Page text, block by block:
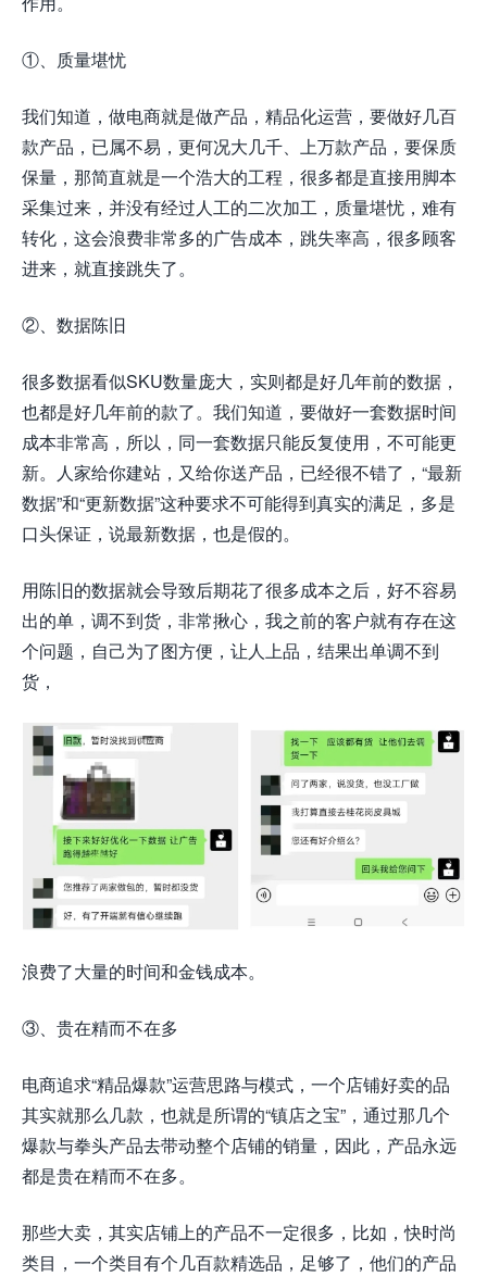
①、质量堪忧
我们知道，做电商就是做产品，精品化运营，要做好几百
款产品，已属不易，更何况大几千、上万款产品，要保质
保量，那简直就是一个浩大的工程，很多都是直接用脚本
采集过来，并没有经过人工的二次加工，质量堪忧，难有
转化，这会浪费非常多的广告成本，跳失率高，很多顾客
进来，就直接跳失了。
②、数据陈旧
很多数据看似SKU数量庞大，实则都是好几年前的数据，
也都是好几年前的款了。我们知道，要做好一套数据时间
成本非常高，所以，同一套数据只能反复使用，不可能更
新。人家给你建站，又给你送产品，已经很不错了，“最新
数据”和“更新数据”这种要求不可能得到真实的满足，多是
口头保证，说最新数据，也是假的。
用陈旧的数据就会导致后期花了很多成本之后，好不容易
出的单，调不到货，非常揪心，我之前的客户就有存在这
个问题，自己为了图方便，让人上品，结果出单调不到
货，
浪费了大量的时间和金钱成本。
③、贵在精而不在多
电商追求“精品爆款”运营思路与模式，一个店铺好卖的品
其实就那么几款，也就是所谓的“镇店之宝”，通过那几个
爆款与拳头产品去带动整个店铺的销量，因此，产品永远
都是贵在精而不在多。
那些大卖，其实店铺上的产品不一定很多，比如，快时尚
类目，一个类目有个几百款精选品，足够了，他们的产品